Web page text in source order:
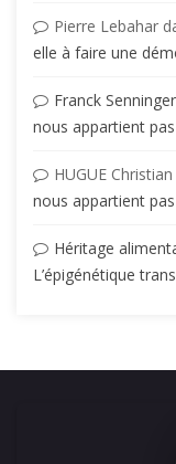
Pierre Lebahar
elle à faire une
Franck Senninger
nous appartient pas
HUGUE Christian
nous appartient pas
Héritage
L’épigénétique